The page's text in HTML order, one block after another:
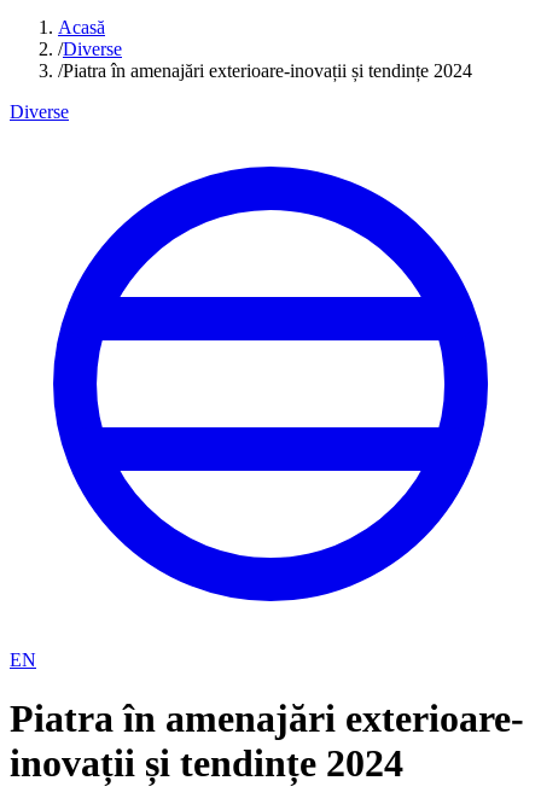
Acasă
/Diverse
/Piatra în amenajări exterioare-inovații și tendințe 2024
Diverse
EN
Piatra în amenajări exterioare-
inovații și tendințe 2024